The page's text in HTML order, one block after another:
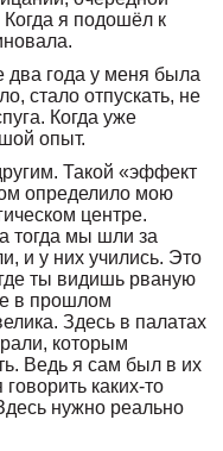
Когда я подошёл к
года у меня была
стало отпускать, не
Когда уже
опыт.
Такой «эффект
определило мою
центре.
тогда мы шли за
и у них учились. Это
ты видишь рваную
в прошлом
Здесь в палатах
которым
Ведь я сам был в их
каких-то
нужно реально